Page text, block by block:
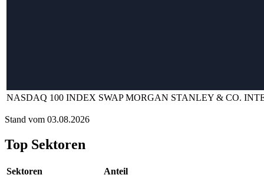
NASDAQ 100 INDEX SWAP MORGAN STANLEY & CO.
Stand vom 03.08.2026
Top Sektoren
Sektoren Anteil